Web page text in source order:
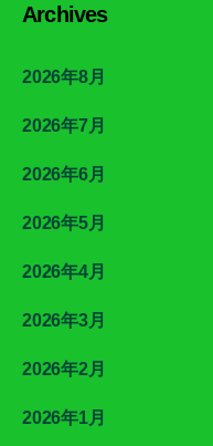
Archives
2026年8月
2026年7月
2026年6月
2026年5月
2026年4月
2026年3月
2026年2月
2026年1月